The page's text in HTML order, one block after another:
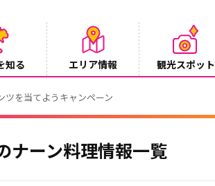
知る エリア情報 観光スポット
を当てようキャンペーン
ナーン料理情報一覧